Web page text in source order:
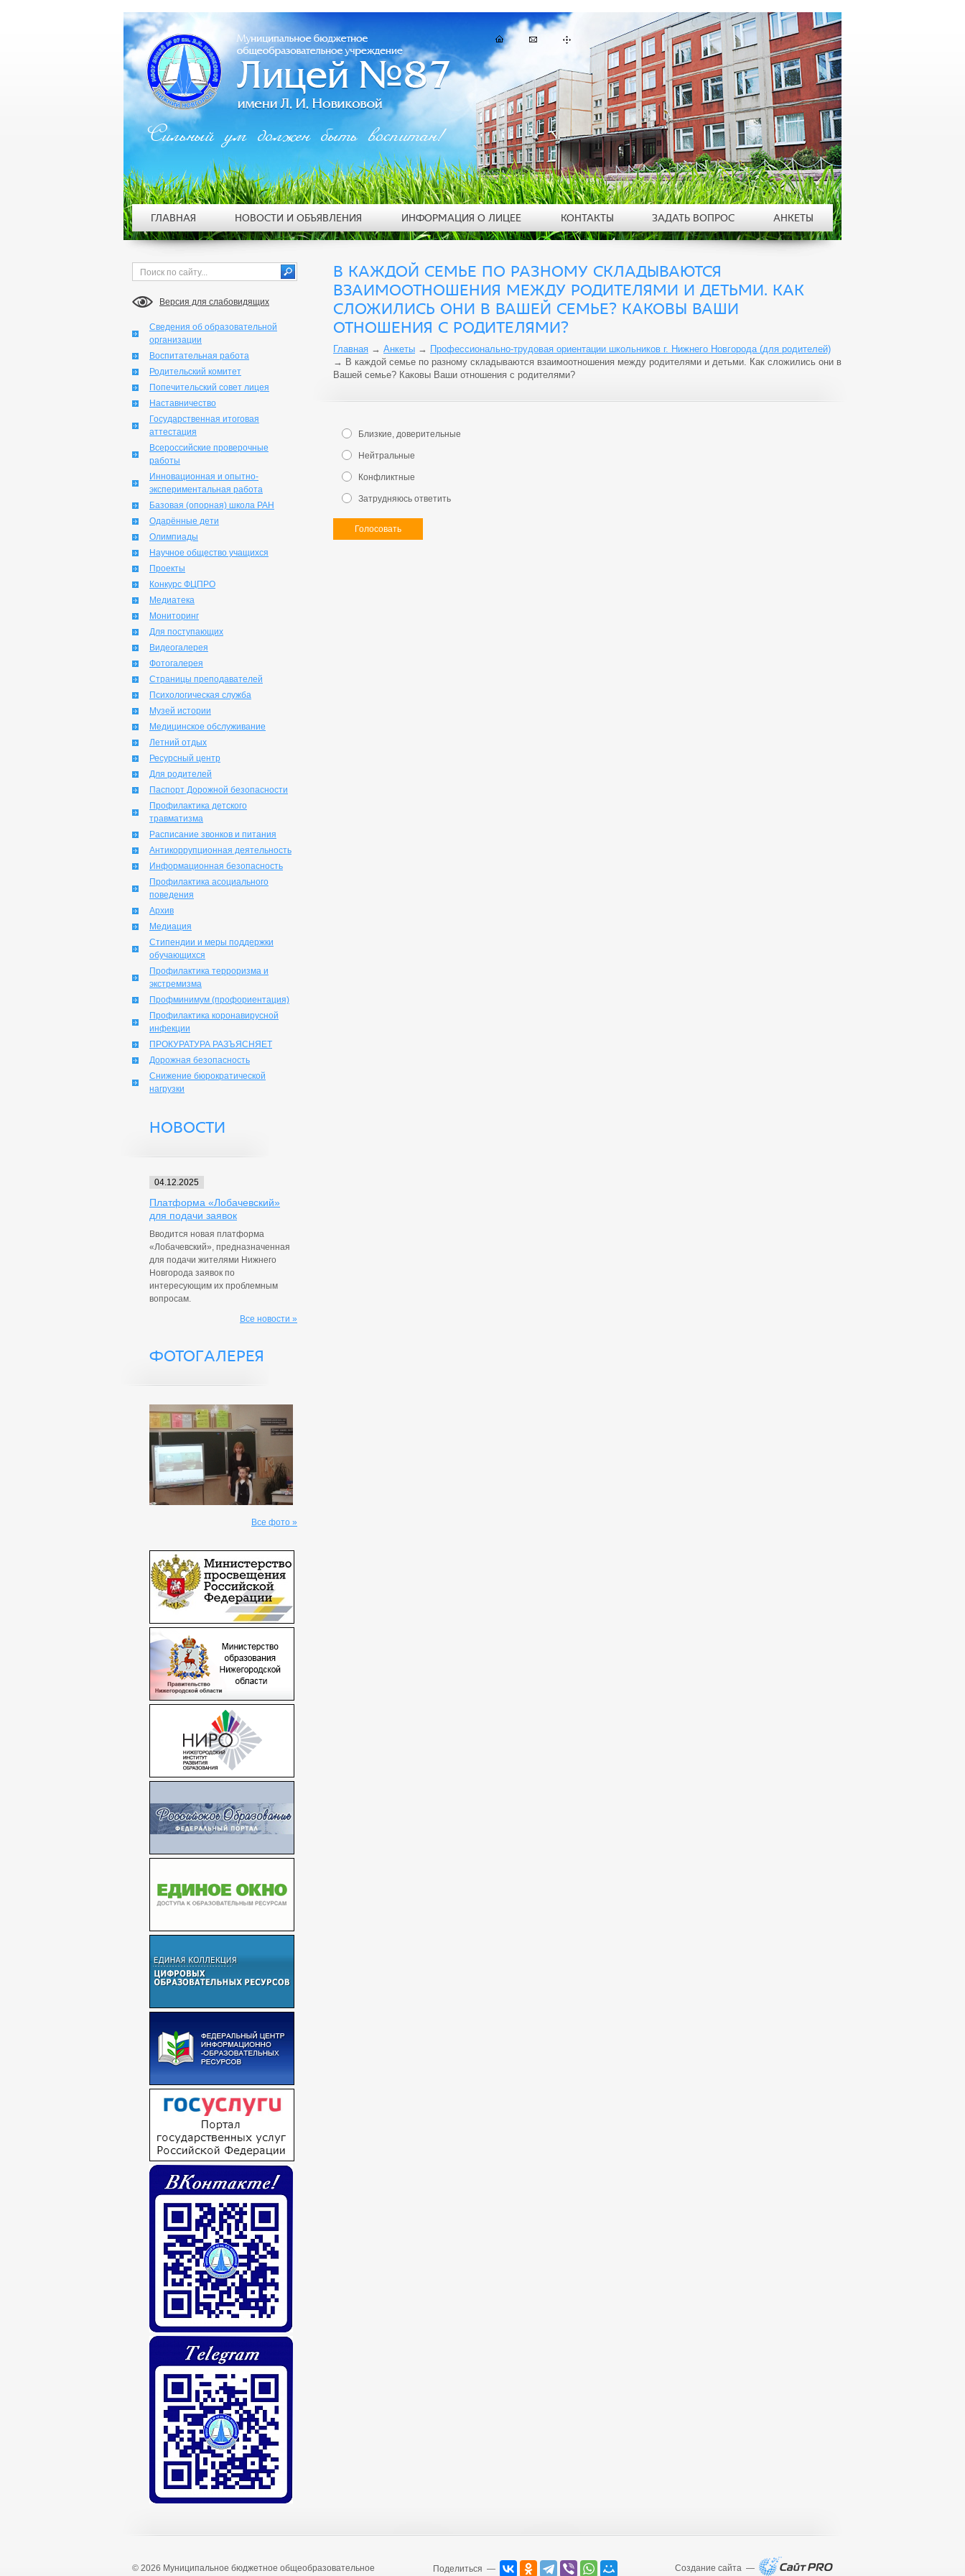
Версия для слабовидящих
Сведения об образовательной
организации
Воспитательная работа
Родительский комитет
Попечительский совет лицея
Наставничество
Государственная итоговая
аттестация
Всероссийские проверочные
работы
Инновационная и опытно-
экспериментальная работа
Базовая (опорная) школа РАН
Одарённые дети
Олимпиады
Научное общество учащихся
Проекты
Конкурс ФЦПРО
Медиатека
Мониторинг
Для поступающих
Видеогалерея
Фотогалерея
Страницы преподавателей
Психологическая служба
Музей истории
Медицинское обслуживание
Летний отдых
Ресурсный центр
Для родителей
Паспорт Дорожной безопасности
Профилактика детского
травматизма
Расписание звонков и питания
Антикоррупционная деятельность
Информационная безопасность
Профилактика асоциального
поведения
Архив
Медиация
Стипендии и меры поддержки
обучающихся
Профилактика терроризма и
экстремизма
Профминимум (профориентация)
Профилактика коронавирусной
инфекции
ПРОКУРАТУРА РАЗЪЯСНЯЕТ
Дорожная безопасность
Снижение бюрократической
нагрузки
НОВОСТИ
04.12.2025
Платформа «Лобачевский»
для подачи заявок
Вводится новая платформа
«Лобачевский», предназначенная
для подачи жителями Нижнего
Новгорода заявок по
интересующим их проблемным
вопросам.
Все новости »
ФОТОГАЛЕРЕЯ
Все фото »
В КАЖДОЙ СЕМЬЕ ПО РАЗНОМУ СКЛАДЫВАЮТСЯ
ВЗАИМООТНОШЕНИЯ МЕЖДУ РОДИТЕЛЯМИ И ДЕТЬМИ. КАК
СЛОЖИЛИСЬ ОНИ В ВАШЕЙ СЕМЬЕ? КАКОВЫ ВАШИ
ОТНОШЕНИЯ С РОДИТЕЛЯМИ?
Главная → Анкеты → Профессионально-трудовая ориентации школьников г. Нижнего Новгорода (для родителей)
→ В каждой семье по разному складываются взаимоотношения между родителями и детьми. Как сложились они в
Вашей семье? Каковы Ваши отношения с родителями?
Близкие, доверительные
Нейтральные
Конфликтные
Затрудняюсь ответить
Голосовать
Сильный ум должен быть воспитан!
ГЛАВНАЯ НОВОСТИ И ОБЪЯВЛЕНИЯ ИНФОРМАЦИЯ О ЛИЦЕЕ КОНТАКТЫ ЗАДАТЬ ВОПРОС АНКЕТЫ
© 2026 Муниципальное бюджетное общеобразовательное Поделиться — Создание сайта —